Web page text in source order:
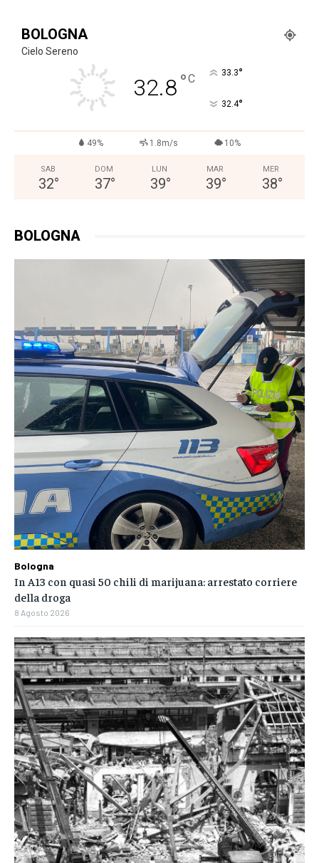
BOLOGNA
Cielo Sereno
32.8°C 33.3°
32.4°
49% 1.8m/s 10%
SAB
32°
DOM
37°
LUN
39°
MAR
39°
MER
38°
BOLOGNA
Bologna
In A13 con quasi 50 chili di marijuana: arrestato corriere
della droga
8 Agosto 2026